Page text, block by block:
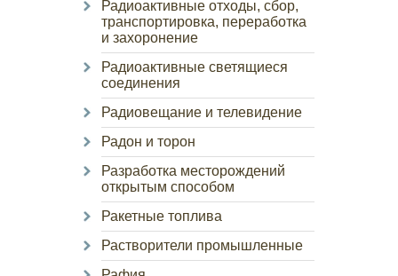
Радиоактивные отходы, сбор,
транспортировка, переработка
и захоронение
Радиоактивные светящиеся
соединения
Радиовещание и телевидение
Радон и торон
Разработка месторождений
открытым способом
Ракетные топлива
Растворители промышленные